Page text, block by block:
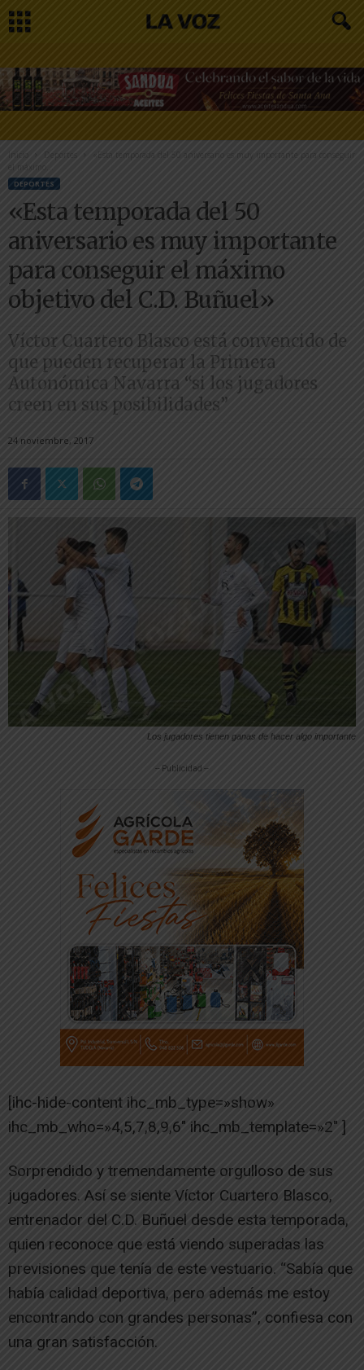
Inicio
«Esta temporada del 50 aniversario es muy importante para conseguir
el máximo...
DEPORTES
«Esta temporada del 50
aniversario es muy importante
para conseguir el máximo
objetivo del C.D. Buñuel»
Víctor Cuartero Blasco está convencido de
que pueden recuperar la Primera
Autonómica Navarra “si los jugadores
creen en sus posibilidades”
24 noviembre, 2017
Los jugadores tienen ganas de hacer algo importante
-- Publicidad --
[ihc-hide-content ihc_mb_type=»show»
ihc_mb_who=»4,5,7,8,9,6″ ihc_mb_template=»2″ ]
Sorprendido y tremendamente orgulloso de sus
jugadores. Así se siente Víctor Cuartero Blasco,
entrenador del C.D. Buñuel desde esta temporada,
quien reconoce que está viendo superadas las
previsiones que tenía de este vestuario. “Sabía que
había calidad deportiva, pero además me estoy
encontrando con grandes personas”, confiesa con
una gran satisfacción.